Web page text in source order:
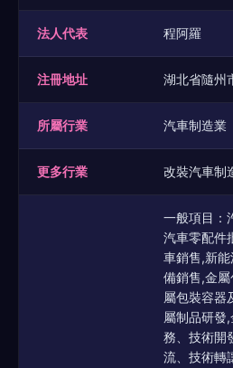
法人代表 程阿羅
注冊地址 湖北省隨州
所屬行業 汽車制造業
更多行業 改裝汽車制
一般項目：
汽車零配件
車銷售,新
備銷售,金
屬包裝容器
屬制品研發
務、技術開
流、技術轉